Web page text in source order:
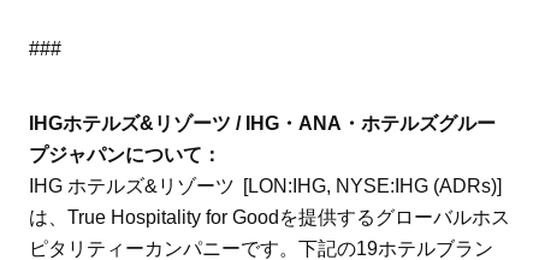
###
IHGホテルズ&リゾーツ / IHG・ANA・ホテルズグルー
プジャパンについて：
IHG ホテルズ&リゾーツ [LON:IHG, NYSE:IHG (ADRs)]
は、True Hospitality for Goodを提供するグローバルホス
ピタリティーカンパニーです。下記の19ホテルブラン